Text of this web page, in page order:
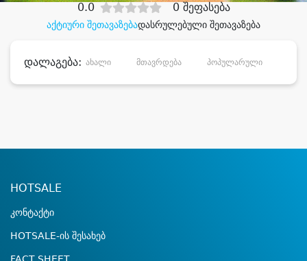
აქტიური შეთავაზებადასრულებული შეთავაზება
0.0 0 შეფასება
დალაგება: ახალი მთავრდება პოპულარული
HOTSALE
კონტაქტი
HOTSALE-ის შესახებ